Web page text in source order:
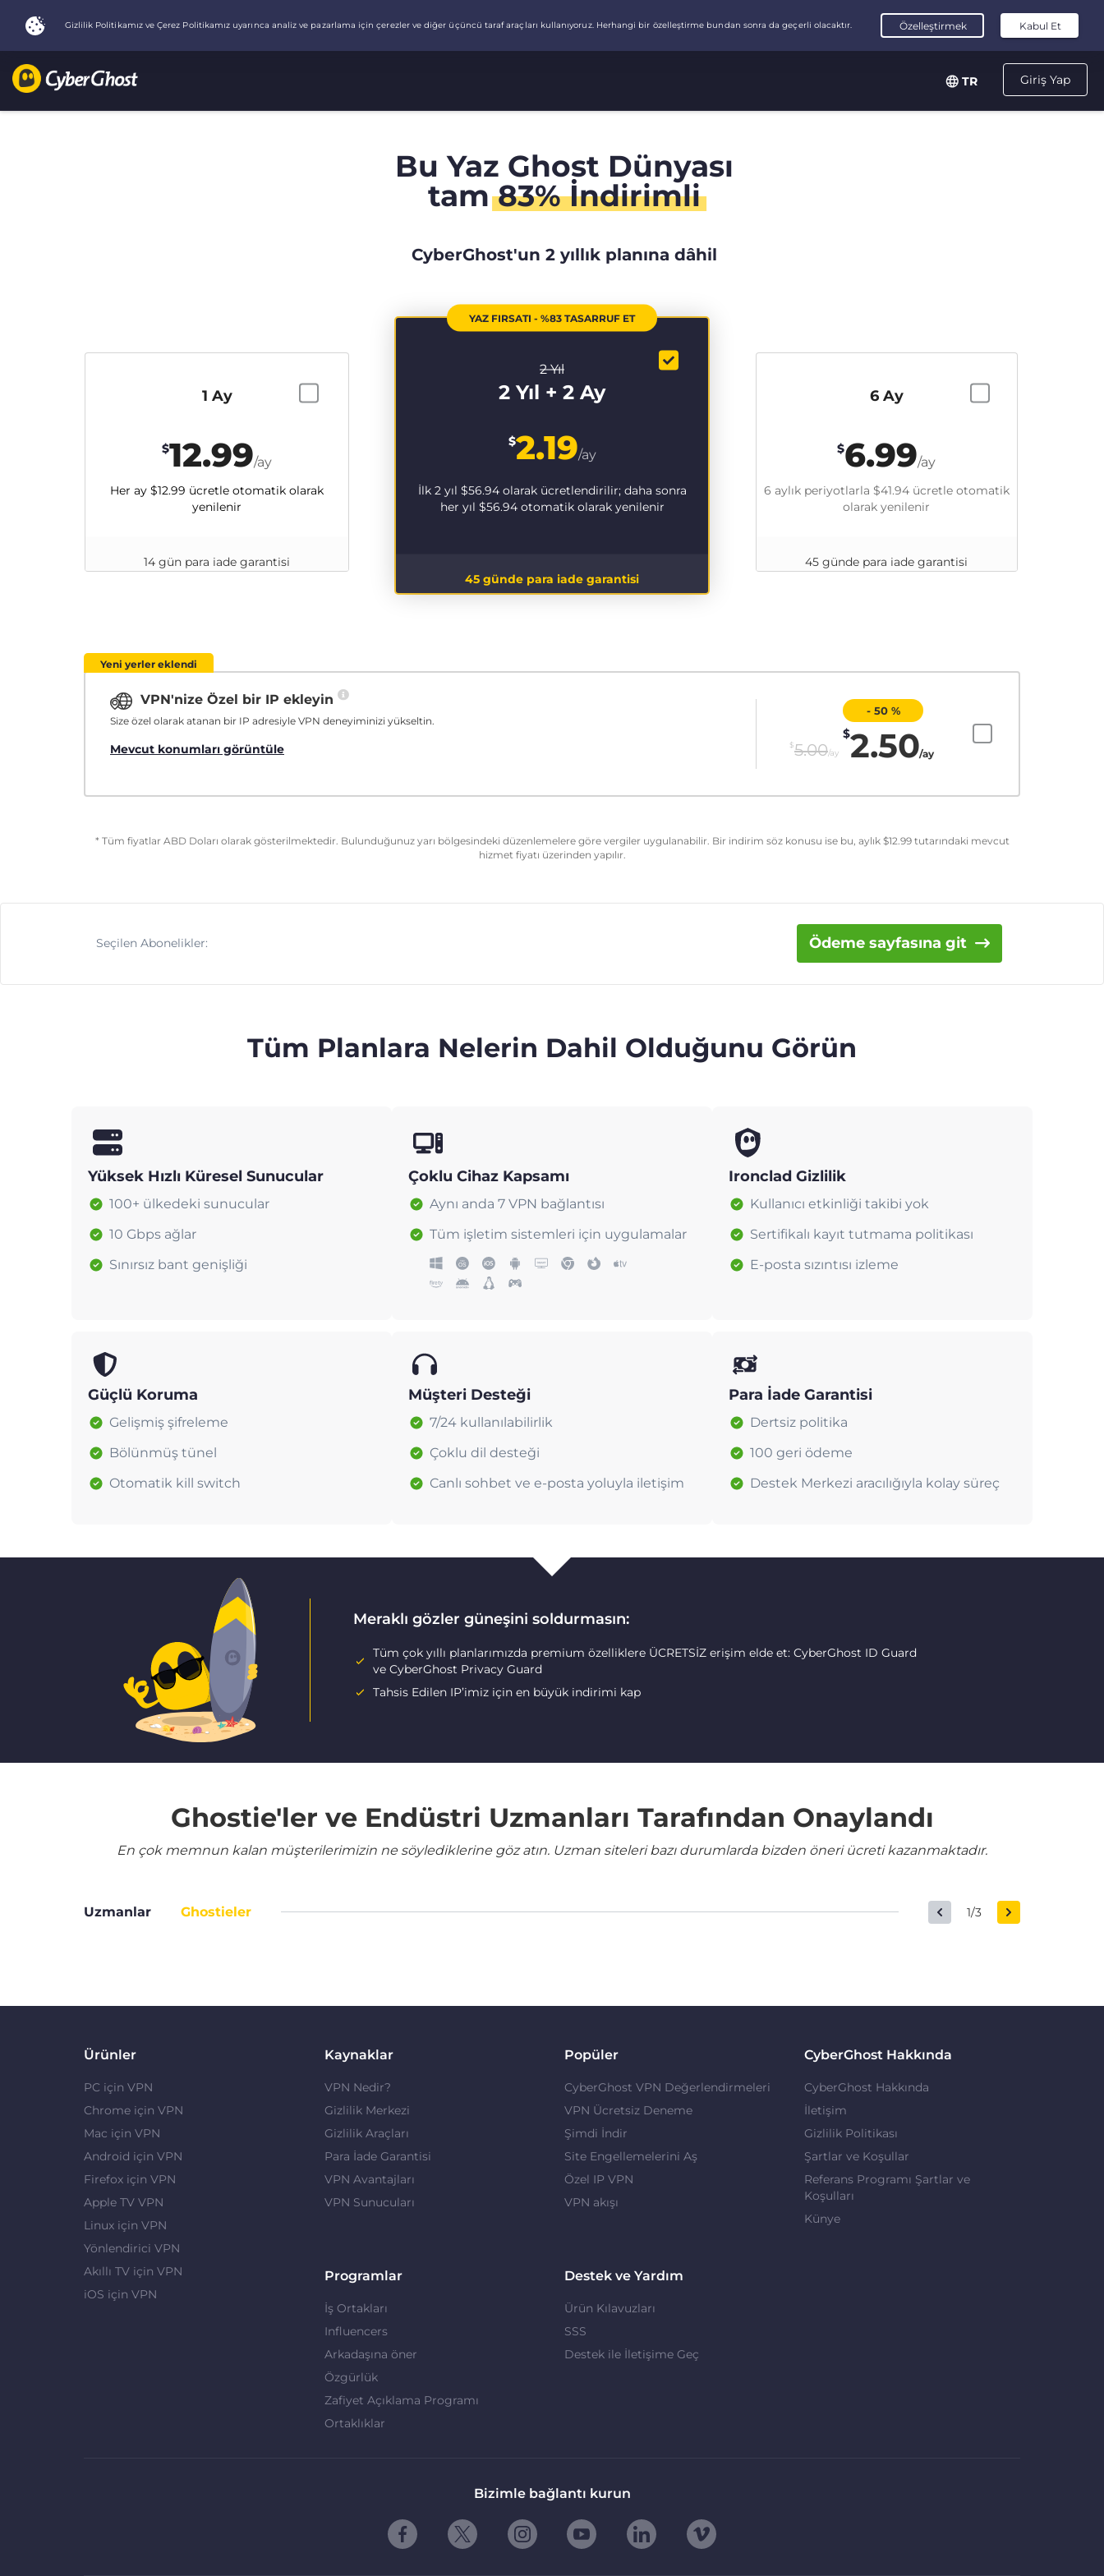
Giriş Yap
TR
Bu Yaz Ghost Dünyası
tam83% İndirimli
CyberGhost'un 2 yıllık planına dâhil
YAZ FIRSATI - %83 TASARRUF ET
2 Yıl
2 Yıl + 2 Ay
$2.19/ay
İlk 2 yıl $56.94olarak ücretlendirilir; daha sonra
her yıl $56.94otomatik olarak yenilenir
45 günde para iade garantisi
6 Ay
$6.99/ay
6 aylık periyotlarla $41.94ücretle otomatik
olarak yenilenir
45 günde para iade garantisi
1 Ay
$12.99/ay
Her ay $12.99 ücretle otomatik olarak
yenilenir
14 gün para iade garantisi
Yeni yerler eklendi
VPN'nize Özel bir IP ekleyin
Size özel olarak atanan bir IP adresiyle VPN deneyiminizi yükseltin.
Mevcut konumları görüntüle $5.00/ay
- 50 %
$2.50/ay
* Tüm fiyatlar ABD Doları olarak gösterilmektedir. Bulunduğunuz yarı bölgesindeki düzenlemelere göre vergiler uygulanabilir. Bir indirim söz konusu ise bu, aylık $12.99tutarındaki mevcut
hizmet fiyatı üzerinden yapılır.
Seçilen Abonelikler: Ödeme sayfasına git
Tüm Planlara Nelerin Dahil Olduğunu Görün
Yüksek Hızlı Küresel Sunucular
100+ ülkedeki sunucular
10 Gbps ağlar
Sınırsız bant genişliği
Çoklu Cihaz Kapsamı
Aynı anda 7 VPN bağlantısı
Tüm işletim sistemleri için uygulamalar
Ironclad Gizlilik
Kullanıcı etkinliği takibi yok
Sertifikalı kayıt tutmama politikası
E-posta sızıntısı izleme
Güçlü Koruma
Gelişmiş şifreleme
Bölünmüş tünel
Otomatik kill switch
Müşteri Desteği
7/24 kullanılabilirlik
Çoklu dil desteği
Canlı sohbet ve e-posta yoluyla iletişim
Para İade Garantisi
Dertsiz politika
100 geri ödeme
Destek Merkezi aracılığıyla kolay süreç
Meraklı gözler güneşini soldurmasın:
Tüm çok yıllı planlarımızda premium özelliklere ÜCRETSİZ erişim elde et: CyberGhost ID Guard
ve CyberGhost Privacy Guard
Tahsis Edilen IP’imiz için en büyük indirimi kap
Ghostie'ler ve Endüstri Uzmanları Tarafından Onaylandı
En çok memnun kalan müşterilerimizin ne söylediklerine göz atın. Uzman siteleri bazı durumlarda bizden öneri ücreti kazanmaktadır.
Uzmanlar Ghostieler 1/3
Ürünler
PC için VPN
Chrome için VPN
Mac için VPN
Android için VPN
Firefox için VPN
Apple TV VPN
Linux için VPN
Yönlendirici VPN
Akıllı TV için VPN
iOS için VPN
Kaynaklar
VPN Nedir?
Gizlilik Merkezi
Gizlilik Araçları
Para İade Garantisi
VPN Avantajları
VPN Sunucuları
Popüler
CyberGhost VPN Değerlendirmeleri
VPN Ücretsiz Deneme
Şimdi İndir
Site Engellemelerini Aş
Özel IP VPN
VPN akışı
CyberGhost Hakkında
CyberGhost Hakkında
İletişim
Gizlilik Politikası
Şartlar ve Koşullar
Referans Programı Şartlar ve
Koşulları
Künye
Programlar
İş Ortakları
Influencers
Arkadaşına öner
Özgürlük
Zafiyet Açıklama Programı
Ortaklıklar
Destek ve Yardım
Ürün Kılavuzları
SSS
Destek ile İletişime Geç
Bizimle bağlantı kurun